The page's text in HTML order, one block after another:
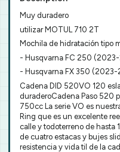
Muy duradero
utilizar MOTUL 710 2T
Mochila de hidratación tipo
- Husqvarna FC 250
- Husqvarna FX 350
Cadena DID 520VO 120
duraderoCadena Paso 520
750cc La serie VO es
Ring que es un excelente
calle y todoterreno de hasta
de cuatro estacas y bujes
resistencia y vida til de la